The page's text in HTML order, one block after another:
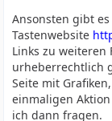
Ansonsten gibt
Tastenwebsite
Links zu weiteren
urheberrechtlich
Seite mit
einmaligen
ich dann fragen.